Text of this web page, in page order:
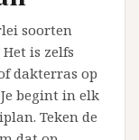
soorten
is zelfs
dakterras op
begint in elk
Teken de